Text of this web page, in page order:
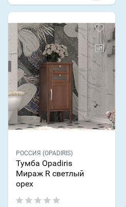
РОССИЯ (OPADIRIS)
Тумба Opadiris
Мираж R светлый
орех